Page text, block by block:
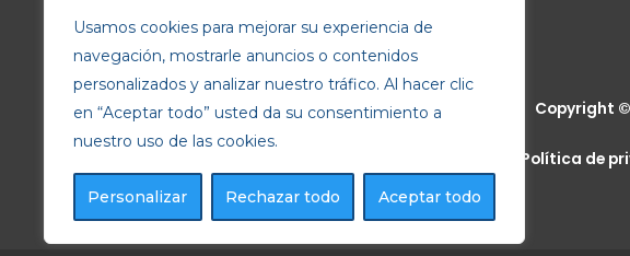
Usamos cookies para mejorar su experiencia de
navegación, mostrarle anuncios o contenidos
personalizados y analizar nuestro tráfico. Al hacer clic
en “Aceptar todo” usted da su consentimiento a
nuestro uso de las cookies.
Personalizar Rechazar todo Aceptar todo
Copyright
Política de